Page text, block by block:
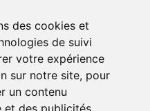
des cookies et
de suivi
votre expérience
sur notre site, pour
un contenu
et des publicités